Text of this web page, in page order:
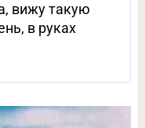
вижу такую
в руках